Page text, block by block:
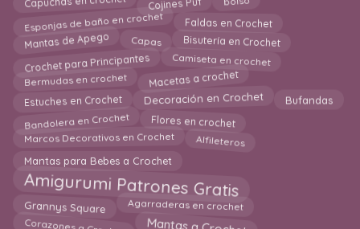
bolso
Esponjas de baño en crochet Faldas en Crochet
Mantas de Apego Capas Bisutería en Crochet
Crochet para Principantes Camiseta en crochet
Bermudas en crochet Macetas a crochet
Estuches en Crochet Decoración en Crochet Bufandas
Bandolera en Crochet Flores en crochet
Marcos Decorativos en Crochet Alfileteros
Mantas para Bebes a Crochet
Amigurumi Patrones Gratis
Grannys Square Agarraderas en crochet
Corazones a Crochet